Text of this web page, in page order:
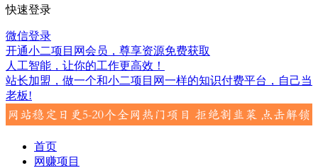
快速登录
微信登录
开通小二项目网会员，尊享资源免费获取
人工智能，让你的工作更高效！
站长加盟，做一个和小二项目网一样的知识付费平台，自己当
老板!
首页
网赚项目